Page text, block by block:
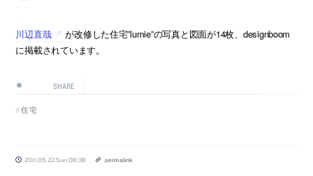
川辺直哉
が改修した住宅”lumie”の写真と図面が14枚、designboom
に掲載されています。
SHARE
住宅
2011.05.22 Sun 08:38 permalink